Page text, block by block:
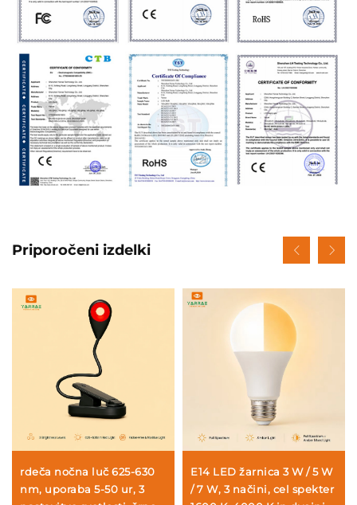
Priporočeni izdelki
rdeča nočna luč 625-630
nm, uporaba 5-50 ur, 3
E14 LED žarnica 3 W / 5 W
/ 7 W, 3 načini, cel spekter